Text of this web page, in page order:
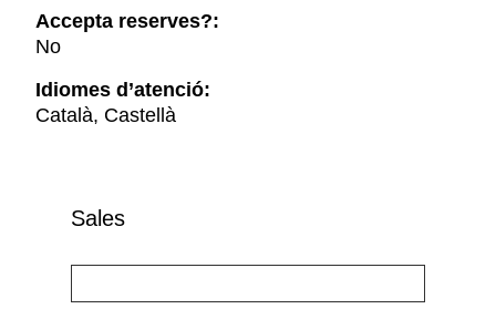
Accepta reserves?:
No
Idiomes d’atenció:
Català, Castellà
Sales